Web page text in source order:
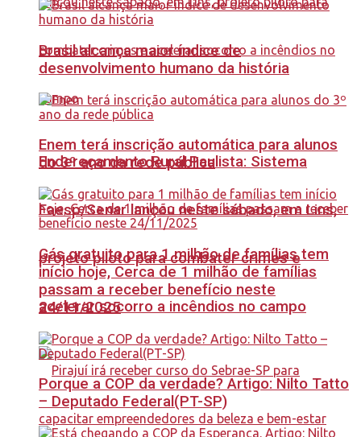
Endereçamento Rural Paulista: Sistema
Faesp/Senar lançou neste sábado, em Lins,
projeto piloto para combater crimes e
acelerar socorro a incêndios no campo
Brasil alcança maior índice de
desenvolvimento humano da história
Enem terá inscrição automática para alunos
do 3º ano da rede pública
Gás gratuito para 1 milhão de famílias tem
início hoje, Cerca de 1 milhão de famílias
passam a receber benefício neste
24/11/2025
Porque a COP da verdade? Artigo: Nilto Tatto
– Deputado Federal(PT-SP)